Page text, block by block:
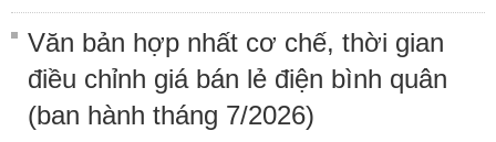
Văn bản hợp nhất cơ chế, thời gian
điều chỉnh giá bán lẻ điện bình quân
(ban hành tháng 7/2026)